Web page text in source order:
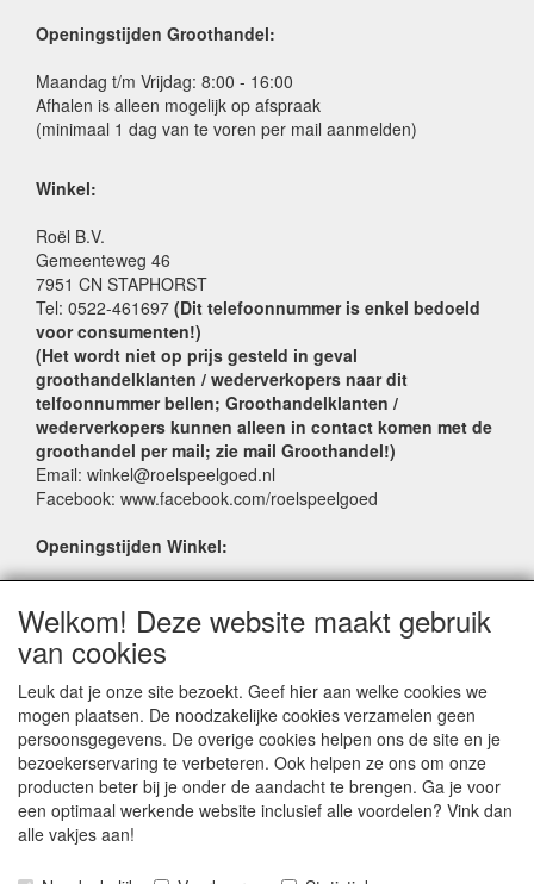
Openingstijden Groothandel:
Maandag t/m Vrijdag: 8:00 - 16:00
Afhalen is alleen mogelijk op afspraak
(minimaal 1 dag van te voren per mail aanmelden)
Winkel:
Roël B.V.
Gemeenteweg 46
7951 CN STAPHORST
Tel: 0522-461697 (Dit telefoonnummer is enkel bedoeld
voor consumenten!)
(Het wordt niet op prijs gesteld in geval
groothandelklanten / wederverkopers naar dit
telfoonnummer bellen; Groothandelklanten /
wederverkopers kunnen alleen in contact komen met de
groothandel per mail; zie mail Groothandel!)
Email: winkel@roelspeelgoed.nl
Facebook: www.facebook.com/roelspeelgoed
Openingstijden Winkel:
Zaterdag: 9:00 - 17:00
Donderdagavond koopavond: 19:00 - 21:00
SERVICE
Verkoopadressen
Webwinkels
Bestelvoorwaarden
Partner Groothandels
Algemene voorwaarden
Welkom! Deze website maakt gebruik
van cookies
Leuk dat je onze site bezoekt. Geef hier aan welke cookies we
mogen plaatsen. De noodzakelijke cookies verzamelen geen
persoonsgegevens. De overige cookies helpen ons de site en je
bezoekerservaring te verbeteren. Ook helpen ze ons om onze
producten beter bij je onder de aandacht te brengen. Ga je voor
een optimaal werkende website inclusief alle voordelen? Vink dan
alle vakjes aan!